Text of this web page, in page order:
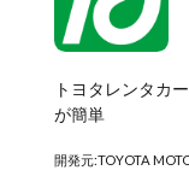
トヨタレンタカ
が簡単
開発元:TOYOTA